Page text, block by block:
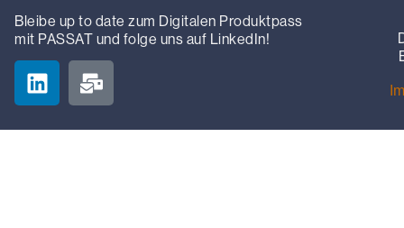
Bleibe up to date zum Digitalen Produktpass
mit PASSAT und folge uns auf LinkedIn!